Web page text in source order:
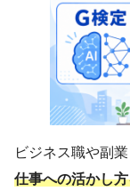
ビジネス職や副
仕事への活かし